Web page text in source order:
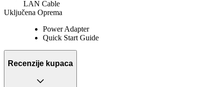
LAN Cable
Uključena Oprema
Power Adapter
Quick Start Guide
Recenzije kupaca